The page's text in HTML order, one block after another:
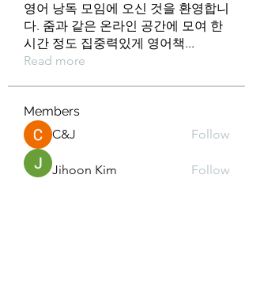
영어 낭독 모임에 오신 것을 환영합니
다. 줌과 같은 온라인 공간에 모여 한
시간 정도 집중력있게 영어책...
Read more
Members
C&J
Follow
Jihoon Kim Follow